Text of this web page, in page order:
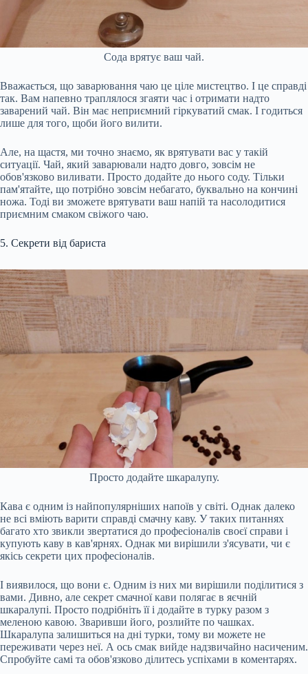
Сода врятує ваш чай.
Вважається, що заварювання чаю це ціле мистецтво. І це справді
так. Вам напевно траплялося згаяти час і отримати надто
заварений чай. Він має неприємний гіркуватий смак. І годиться
лише для того, щоби його вилити.
Але, на щастя, ми точно знаємо, як врятувати вас у такій
ситуації. Чай, який заварювали надто довго, зовсім не
обов'язково виливати. Просто додайте до нього соду. Тільки
пам'ятайте, що потрібно зовсім небагато, буквально на кончині
ножа. Тоді ви зможете врятувати ваш напій та насолодитися
приємним смаком свіжого чаю.
5. Секрети від бариста
Просто додайте шкаралупу.
Кава є одним із найпопулярніших напоїв у світі. Однак далеко
не всі вміють варити справді смачну каву. У таких питаннях
багато хто звикли звертатися до професіоналів своєї справи і
купують каву в кав'ярнях. Однак ми вирішили з'ясувати, чи є
якісь секрети цих професіоналів.
І виявилося, що вони є. Одним із них ми вирішили поділитися з
вами. Дивно, але секрет смачної кави полягає в яєчній
шкаралупі. Просто подрібніть її і додайте в турку разом з
меленою кавою. Зваривши його, розлийте по чашках.
Шкаралупа залишиться на дні турки, тому ви можете не
переживати через неї. А ось смак вийде надзвичайно насиченим.
Спробуйте самі та обов'язково ділитесь успіхами в коментарях.